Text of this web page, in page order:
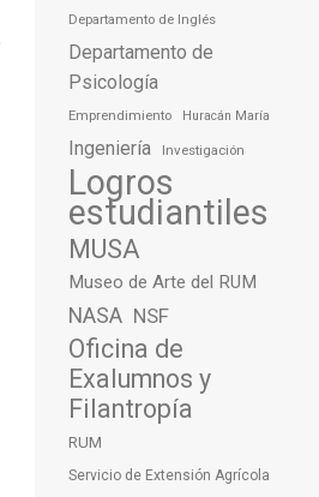
Departamento de Inglés
Departamento de
Psicología
Emprendimiento Huracán María
Ingeniería Investigación
Logros
estudiantiles
MUSA
Museo de Arte del RUM
NASA NSF
Oficina de
Exalumnos y
Filantropía
RUM
Servicio de Extensión Agrícola